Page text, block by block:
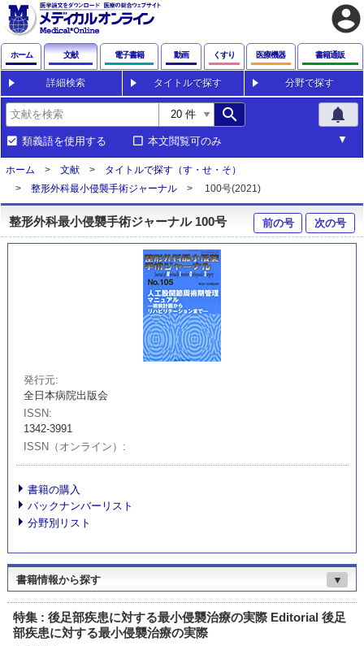
account_circle
ホーム 文献 電子書籍 動画 くすり 医療機器 書籍通販
詳細検索 タイトルで探す 分野で探す
search notifications
類義語を使用する 本文閲覧可のみ
ホーム 文献
タイトルで探す（す・せ・そ）
整形外科最小侵襲手術ジャーナル
100号(2021)
整形外科最小侵襲手術ジャーナル 100号 前の号 次の号
発行元
全日本病院出版会
ISSN
1342-3991
ISSN（オンライン）
書籍の購入
バックナンバーリスト
分野別リスト
書籍情報から探す ▼
特集 : 後足部疾患に対する最小侵襲治療の実際 Editorial 後足
部疾患に対する最小侵襲治療の実際